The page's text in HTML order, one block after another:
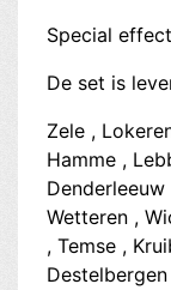
Special
De set is
Zele ,
Hamme ,
Wetteren ,
, Temse ,